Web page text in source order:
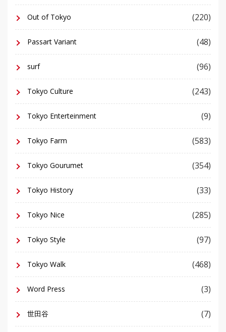
Out of Tokyo (220)
Passart Variant (48)
surf (96)
Tokyo Culture (243)
Tokyo Enterteinment (9)
Tokyo Farm (583)
Tokyo Gourumet (354)
Tokyo History (33)
Tokyo Nice (285)
Tokyo Style (97)
Tokyo Walk (468)
Word Press (3)
世田谷 (7)